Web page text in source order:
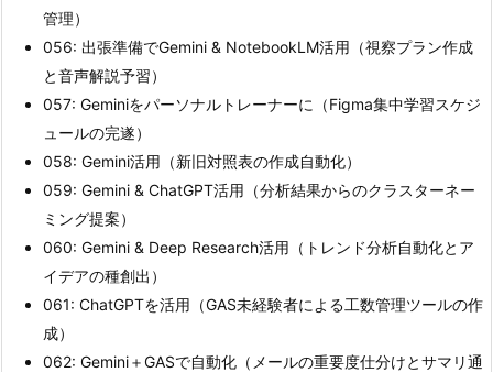
管理）
056: 出張準備でGemini & NotebookLM活用（視察プラン作成
と音声解説予習）
057: Geminiをパーソナルトレーナーに（Figma集中学習スケジ
ュールの完遂）
058: Gemini活用（新旧対照表の作成自動化）
059: Gemini & ChatGPT活用（分析結果からのクラスターネー
ミング提案）
060: Gemini & Deep Research活用（トレンド分析自動化とア
イデアの種創出）
061: ChatGPTを活用（GAS未経験者による工数管理ツールの作
成）
062: Gemini＋GASで自動化（メールの重要度仕分けとサマリ通